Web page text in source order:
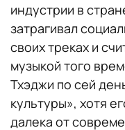
индустрии в
затрагивал
своих треках и
музыкой того
Тхэджи по сей
культуры», хотя
далека от